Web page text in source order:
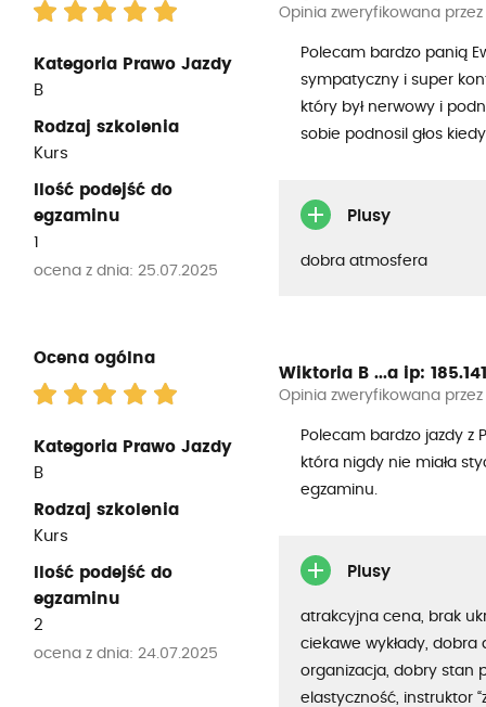
Kategoria Prawo Jazdy
B
Rodzaj szkolenia
Kurs
Ilość podejść do
egzaminu
1
ocena z dnia: 25.07.2025
Opinia zweryfikowana
Polecam bardzo panią
sympatyczny i super
który był nerwowy i
sobie podnosil głos
Plusy
dobra atmosfera
Ocena ogólna
Kategoria Prawo Jazdy
B
Rodzaj szkolenia
Kurs
Ilość podejść do
egzaminu
2
ocena z dnia: 24.07.2025
Wiktoria B ...a ip:
Opinia zweryfikowana
Polecam bardzo jazdy
która nigdy nie miała
egzaminu.
Plusy
atrakcyjna cena, brak
ciekawe wykłady,
organizacja, dobry stan
elastyczność, instruktor